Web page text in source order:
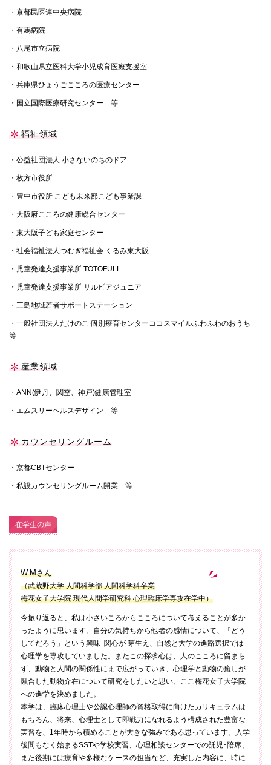
・京都民医連中央病院
・有馬病院
・八尾市立病院
・和歌山県立医科大学小児成育医療支援室
・兵庫県ひょうごこころの医療センター
・国立国際医療研究センター 等
福祉領域
・公益社団法人 小さないのちのドア
・枚方市役所
・豊中市役所 こども未来部こども事業課
・大阪府こころの健康総合センター
・東大阪子ども家庭センター
・社会福祉法人つむぎ福祉会 くるみ東大阪
・児童発達支援事業所 TOTOFULL
・児童発達支援事業所 サルビアジュニア
・三島地域若者サポートステーション
・一般社団法人たけのこ 個別療育センターココスマイルふわふわのおうち
等
産業領域
・ANN(伊丹、関空、神戸)健康管理室
・エムスリーヘルスデザイン 等
カウンセリングルーム
・京都CBTセンター
・私設カウンセリングルーム開業 等
在学生の声
W.Mさん
（武蔵野大学 人間科学部 人間科学科卒業
梅花女子大学院 現代人間学研究科 心理臨床学専攻在学中）
今振り返ると、私は小さいころからこころについて考えることが多か
ったように思います。自分の気持ちから他者の感情について、「どう
してだろう」という興味･関心が 芽生え、自然と大学の進路選択では
心理学を専攻していました。またこの探求心は、人のこころに留まら
ず、動物と人間の関係性にまで広がっていき、心理学と動物の癒しが
融合した動物介在について研究をしたいと思い、ここ梅花女子大学院
への進学を決めました。
本学は、臨床心理士や公認心理師の資格取得に向けたカリキュラムは
もちろん、将来、心理士として即戦力になれるよう構成された豊富な
実習を、1年時から積めることが大きな強みである思っています。入学
後間もなく始まるSSTや学校実習、心理相談センターでの託児･陪席、
また後期には療育や多様なケースの担当など、充実した内容に、時に